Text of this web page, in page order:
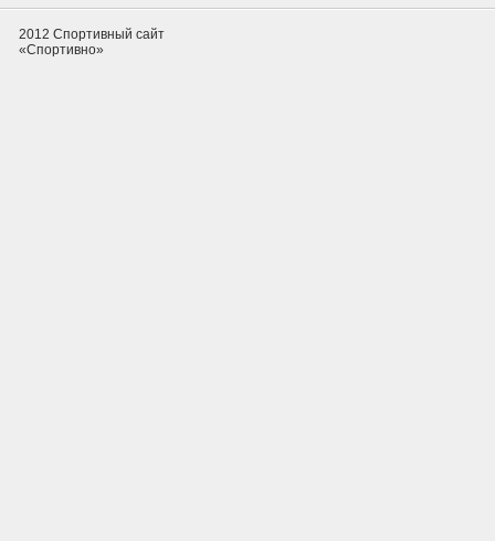
2012 Спортивный сайт
«Спортивно»